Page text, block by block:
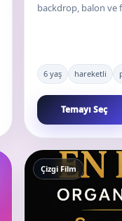
backdrop, balon ve
6 yaş hareketli
Temayı Seç
Çizgi Film